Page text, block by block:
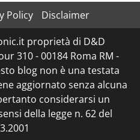
Policy
Disclaimer
proprietà di D&D
310 - 00184 Roma RM -
blog non è una testata
aggiornato senza alcuna
considerarsi un
della legge n. 62 del